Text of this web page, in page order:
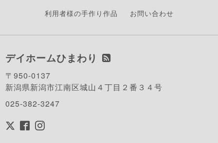
利用者様の手作り作品
お問い合わせ
デイホームひまわり
〒950-0137
新潟県新潟市江南区城山４丁目２番３４号
025-382-3247